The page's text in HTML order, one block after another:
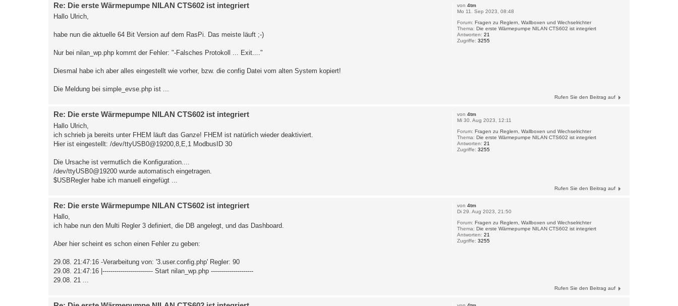
von4tm
Mo 11. Sep 2023, 08:48
Forum:Fragen zu Reglern, Wallboxen und Wechselrichter
Thema:Die erste Wärmepumpe NILAN CTS602 ist integriert
Antworten:21
Zugriffe:3255
Re: Die erste Wärmepumpe NILAN CTS602 ist integriert
Hallo Ulrich,
habe nun die aktuelle 64 Bit Version auf dem RasPi. Das meiste läuft ;-)
Nur bei nilan_wp.php kommt der Fehler: "-Falsches Protokoll ... Exit...."
Diesmal habe ich aber alles eingestellt wie vorher, bzw. die config Datei vom alten System kopiert!
Die Meldung bei simple_evse.php ist ...
Rufen Sie den Beitrag auf
von4tm
Mi 30. Aug 2023, 12:11
Forum:Fragen zu Reglern, Wallboxen und Wechselrichter
Thema:Die erste Wärmepumpe NILAN CTS602 ist integriert
Antworten:21
Zugriffe:3255
Re: Die erste Wärmepumpe NILAN CTS602 ist integriert
Hallo Ulrich,
ich schrieb ja bereits unter FHEM läuft das Ganze! FHEM ist natürlich wieder deaktiviert.
Hier ist eingestellt: /dev/ttyUSB0@19200,8,E,1 ModbusID 30
Die Ursache ist vermutlich die Konfiguration....
/dev/ttyUSB0@19200 wurde automatisch eingetragen.
$USBRegler habe ich manuell eingefügt ...
Rufen Sie den Beitrag auf
von4tm
Di 29. Aug 2023, 21:50
Forum:Fragen zu Reglern, Wallboxen und Wechselrichter
Thema:Die erste Wärmepumpe NILAN CTS602 ist integriert
Antworten:21
Zugriffe:3255
Re: Die erste Wärmepumpe NILAN CTS602 ist integriert
Hallo,
ich habe nun den Multi Regler 3 definiert, die DB angelegt, und das Dashboard.
Aber hier scheint es schon einen Fehler zu geben:
29.08. 21:47:16 -Verarbeitung von: '3.user.config.php' Regler: 90
29.08. 21:47:16 |------------------------- Start nilan_wp.php ---------------------
29.08. 21 ...
Rufen Sie den Beitrag auf